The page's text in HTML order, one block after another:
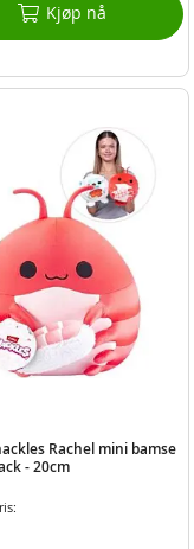
Kjøp nå
Rachel mini bamse
- 20cm